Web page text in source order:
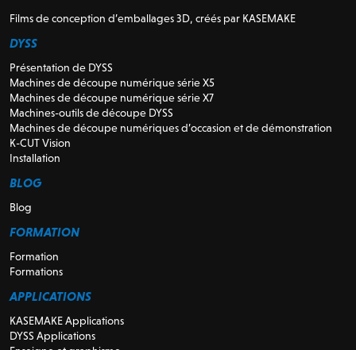
Films de conception d’emballages 3D, créés par KASEMAKE
DYSS
Présentation de DYSS
Machines de découpe numérique série X5
Machines de découpe numérique série X7
Machines-outils de découpe DYSS
Machines de découpe numériques d’occasion et de démonstration
K-CUT Vision
Installation
BLOG
Blog
FORMATION
Formation
Formations
APPLICATIONS
KASEMAKE Applications
DYSS Applications